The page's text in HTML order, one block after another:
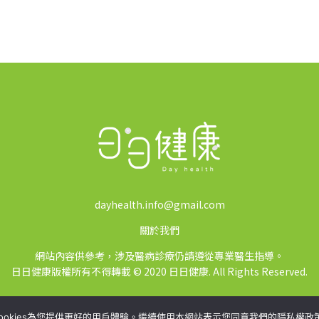
dayhealth.info@gmail.com
關於我們
網站內容供參考，涉及醫病診療仍請遵從專業醫生指導。
日日健康版權所有不得轉載 © 2020 日日健康. All Rights Reserved.